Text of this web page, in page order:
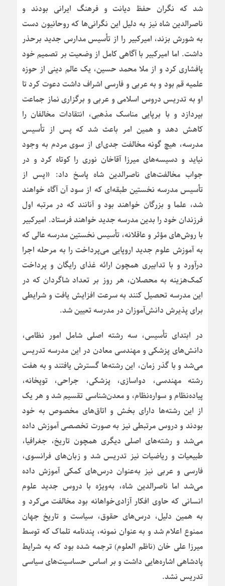
شد که نگران حفظ دیانت و فرهنگ ایرانی بودند و
ناصرالدین شاه نیز به دلیل این نگرانی‌ها که روحانیون دست
به شورش بزند، امیرکبیر را از تأسیس مدارس جدید برحذر
داشت. اما امیرکبیر با آگاهی کامل از وضعیت بر تصمیم خود
پافشاری کرد و از ملا محمد حسین، یک عالم دینی از حوزه
علمیه قم بود و به عربی و فارسی اشراف داشت دعوت کرد تا
او به تدریس دروس اسلامی و عربی و برگزاری نماز جماعت
بپردازد و با برپایی مناسک مذهبی، انتقادات مخالفان را
کاهش دهد و همین امر باعث شد که پس از تأسیس
مدرسه، هیچ گونه مخالفت جدی‌ای از سوی مردم به وجود
نیاید و دسیسه‌های میرزا آقاخان نوری را کوتاه کرد و در
جواب مخالفت‌های ناصرالدین شاه پاسخ داد: «پس از
تأسیس مدرسه نخستین طبقه‌ای که از سود آن آگاه خواهند
شد، علما و بزرگان خواهند بود و آنانند که در مرتبه اول
فرزندان خود را بدین مدرسه جدید خواهند فرستاد. امیرکبیر
با روش‌های مؤثر و عاقلانه، تأسیس نخستین مدرسه عالی که
به آموزش علوم جدید اروپایی می‌پرداخت را به مرحله اجرا
درآورد و با تدابیری همچون ارائه غذای رایگان و پرداخت
کمک‌هزینه به محصلان، هر روز بر تعداد شاگردان که در
این مدرسه تحصیل کنند به سرعت افزایش یافت و شرایطی
برای پذیرش دانش‌آموزان در مدرسه تعیین شد.
در ابتدای تأسیس، سه رشته اصلی شامل امور نظامی،
دانش‌های پزشکی و مهندسی معادن در این مدرسه تدریس
می‌شد و با گذر زمان، این رشته‌ها گسترش یافتند و به هفت
رشته مهندسی، دواسازی، پزشکی، جراحی، توپخانه،
پیاده‌نظام و سواره‌نظام، و معدن‌شناسی تقسیم شد و هر یک
از این رشته‌ها دارای بخش و اتاق‌های مخصوص به خود
بودند و دروس مرتبطی نیز به صورت تخصصی آموزش داده
می‌شد و رشته‌های اصلی دیگری همچون تاریخ، جغرافیا،
طبیعیات و ریاضیات نیز تدریس شد و زبان‌های فرانسوی،
فارسی و عربی نیز به‌عنوان درس‌های کمکی آموزش داده
می‌شد اما ناصرالدین شاه، به‌ویژه با دروس جدید علوم
انسانی که حاوی افکار آزادی‌خواهانه بود مخالفت می‌کرد و
به همین دلیل، درس‌های حقوق، سیاست و تاریخ جهان
ممنوع اعلام شد و به عنوان نمونه، پندنامه تلماک که توسط
میرزا علی خان (ناظم العلوم) ترجمه شده بود که به شرایط
پادشاهی اشاره‌هایی داشت و بر اساس حساسیت‌های سیاسی
تدریس نشد.